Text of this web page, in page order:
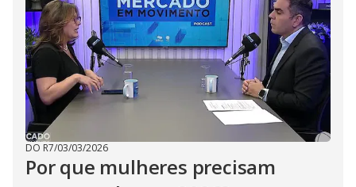
DO R7/03/03/2026
Por que mulheres precisam